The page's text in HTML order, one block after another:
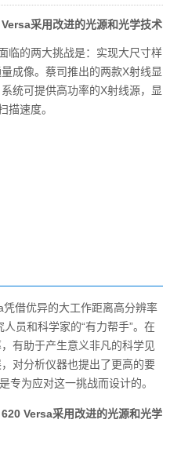
采用改进的光源和光学技术
的两大挑战是：实现大尺寸样
成像。蔡司推出的两款X射线显
统可提供高功率的X射线源，显
描速度。
凭借优异的大工作距离高分辨率
员和科学家的“有力帮手”。在
有助于产生意义非凡的科学见
对分析仪器也提出了更高的要
专为应对这一挑战而设计的。
Versa采用改进的光源和光学